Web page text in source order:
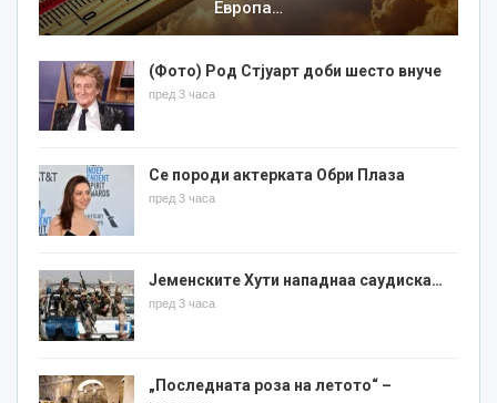
Европа…
(Фото) Род Стјуарт доби шесто внуче
пред 3 часа
Се породи актерката Обри Плаза
пред 3 часа
Јеменските Хути нападнаа саудиска…
пред 3 часа
„Последната роза на летото“ –